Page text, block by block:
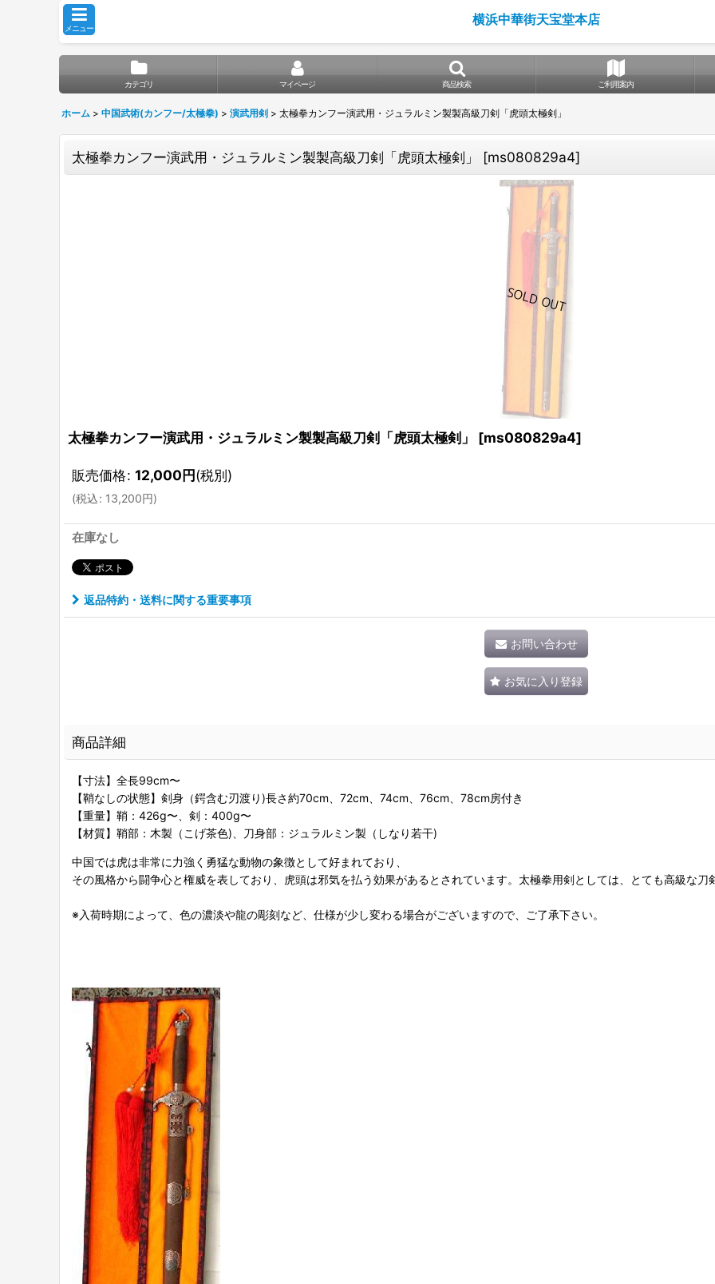
メニュー
横浜中華街天宝堂本店
カテゴリ マイページ 商品検索 ご利用案内
ホーム > 中国武術(カンフー/太極拳) > 演武用剣 > 太極拳カンフー演武用・ジュラルミン製製高級刀剣「虎頭太極剣」
太極拳カンフー演武用・ジュラルミン製製高級刀剣「虎頭太極剣」 [ms080829a4]
太極拳カンフー演武用・ジュラルミン製製高級刀剣「虎頭太極剣」 [ms080829a4]
販売価格: 12,000円(税別)
(税込: 13,200円)
在庫なし
返品特約・送料に関する重要事項
お問い合わせ
お気に入り登録
商品詳細
【寸法】全長99cm〜
【鞘なしの状態】剣身（鍔含む刃渡り)長さ約70cm、72cm、74cm、76cm、78cm房付き
【重量】鞘：426g〜、剣：400g〜
【材質】鞘部：木製（こげ茶色)、刀身部：ジュラルミン製（しなり若干)
中国では虎は非常に力強く勇猛な動物の象徴として好まれており、
その風格から闘争心と権威を表しており、虎頭は邪気を払う効果があるとされています。太極拳用剣としては、とても高級な刀
※入荷時期によって、色の濃淡や龍の彫刻など、仕様が少し変わる場合がございますので、ご了承下さい。